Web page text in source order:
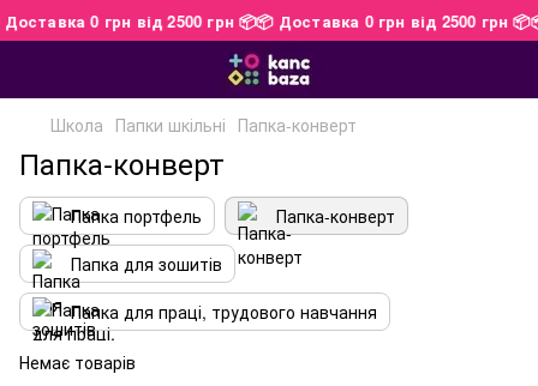
Доставка 0 грн від 2500 грн 📦📦 Доставка 0 грн від 2500 грн
Школа Папки шкільні Папка-конверт
Папка-конверт
Папка портфель
Папка-конверт
Папка для зошитів
Папка для праці, трудового навчання
Немає товарів